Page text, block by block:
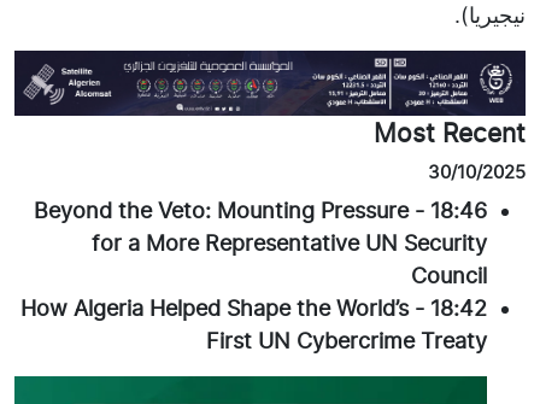
نيجيريا).
Most Recent
30/10/2025
18:46
-
Beyond the Veto: Mounting Pressure
for a More Representative UN Security
Council
18:42
-
How Algeria Helped Shape the World’s
First UN Cybercrime Treaty